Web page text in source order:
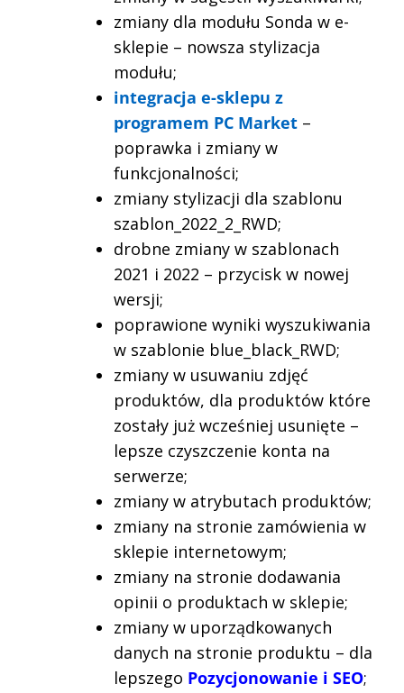
zmiany dla modułu Sonda w e-
sklepie – nowsza stylizacja
modułu;
integracja e-sklepu z
programem PC Market –
poprawka i zmiany w
funkcjonalności;
zmiany stylizacji dla szablonu
szablon_2022_2_RWD;
drobne zmiany w szablonach
2021 i 2022 – przycisk w nowej
wersji;
poprawione wyniki wyszukiwania
w szablonie blue_black_RWD;
zmiany w usuwaniu zdjęć
produktów, dla produktów które
zostały już wcześniej usunięte –
lepsze czyszczenie konta na
serwerze;
zmiany w atrybutach produktów;
zmiany na stronie zamówienia w
sklepie internetowym;
zmiany na stronie dodawania
opinii o produktach w sklepie;
zmiany w uporządkowanych
danych na stronie produktu – dla
lepszego Pozycjonowanie i SEO;